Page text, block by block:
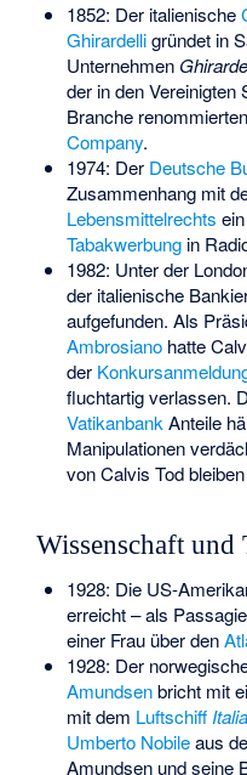
1852: Der italienische
Ghirardelligründet in
Unternehmen
der in den Vereinigten
Branche renommierten
Company.
1974: Der Deutsche
Zusammenhang mit
Lebensmittelrechts
Tabakwerbungin
1982: Unter der
der italienische
aufgefunden. Als
Ambrosianohatte
der
fluchtartig verlassen.
VatikanbankAnteile
Manipulationen
von Calvis Tod
Wissenschaft und
1928: Die US-
erreicht – als
einer Frau über den
1928: Der
Amundsenbricht mit
mit dem Luftschiff Italia
Umberto Nobileaus
Amundsen und seine